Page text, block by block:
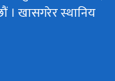
। खासगरेर स्थानिय